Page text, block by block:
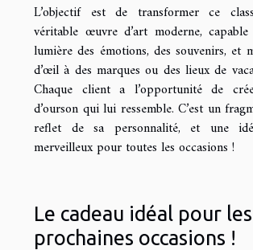
L’objectif est de transformer ce
véritable œuvre d’art moderne,
lumière des émotions, des souvenirs, et
d’œil à des marques ou des lieux de
Chaque client a l’opportunité de
d’ourson qui lui ressemble. C’est un
reflet de sa personnalité, et une
merveilleux pour toutes les occasions !
Le cadeau idéal pour les
prochaines occasions !